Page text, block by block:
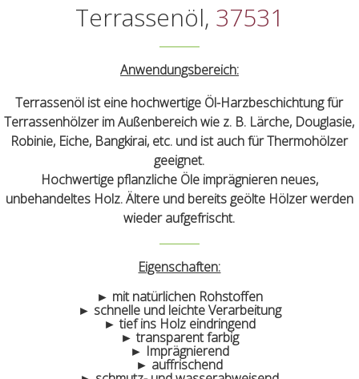
Terrassenöl, 37531
Anwendungsbereich:
Terrassenöl ist eine hochwertige Öl-Harzbeschichtung für
Terrassenhölzer im Außenbereich wie z. B. Lärche, Douglasie,
Robinie, Eiche, Bangkirai, etc. und ist auch für Thermohölzer
geeignet.
Hochwertige pflanzliche Öle imprägnieren neues,
unbehandeltes Holz. Ältere und bereits geölte Hölzer werden
wieder aufgefrischt.
Eigenschaften:
► mit natürlichen Rohstoffen
► schnelle und leichte Verarbeitung
► tief ins Holz eindringend
► transparent farbig
► Imprägnierend
► auffrischend